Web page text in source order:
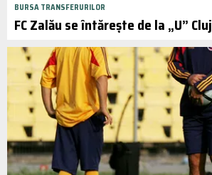
BURSA TRANSFERURILOR
FC Zalău se întărește de la „U” Cluj